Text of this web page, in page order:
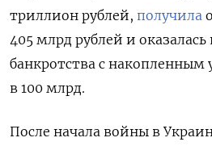
триллион рублей, получила
405 млрд рублей и оказалась
банкротства с
в 100 млрд.
После начала войны в